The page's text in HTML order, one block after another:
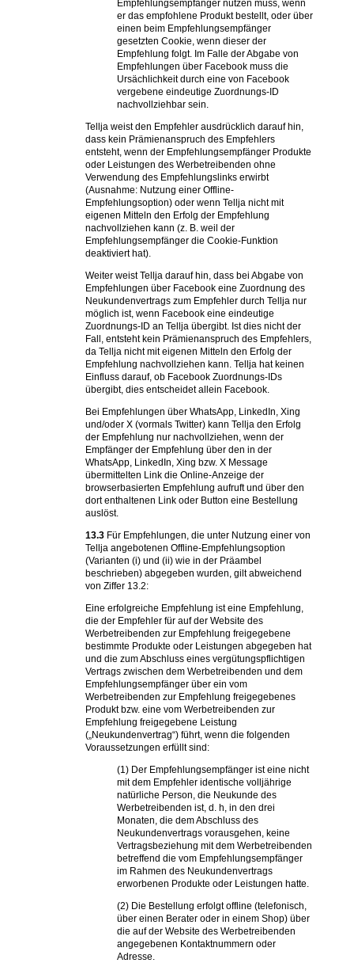
Empfehlungsempfänger nutzen muss, wenn
er das empfohlene Produkt bestellt, oder über
einen beim Empfehlungsempfänger
gesetzten Cookie, wenn dieser der
Empfehlung folgt. Im Falle der Abgabe von
Empfehlungen über Facebook muss die
Ursächlichkeit durch eine von Facebook
vergebene eindeutige Zuordnungs-ID
nachvollziehbar sein.
Tellja weist den Empfehler ausdrücklich darauf hin,
dass kein Prämienanspruch des Empfehlers
entsteht, wenn der Empfehlungsempfänger Produkte
oder Leistungen des Werbetreibenden ohne
Verwendung des Empfehlungslinks erwirbt
(Ausnahme: Nutzung einer Offline-
Empfehlungsoption) oder wenn Tellja nicht mit
eigenen Mitteln den Erfolg der Empfehlung
nachvollziehen kann (z. B. weil der
Empfehlungsempfänger die Cookie-Funktion
deaktiviert hat).
Weiter weist Tellja darauf hin, dass bei Abgabe von
Empfehlungen über Facebook eine Zuordnung des
Neukundenvertrags zum Empfehler durch Tellja nur
möglich ist, wenn Facebook eine eindeutige
Zuordnungs-ID an Tellja übergibt. Ist dies nicht der
Fall, entsteht kein Prämienanspruch des Empfehlers,
da Tellja nicht mit eigenen Mitteln den Erfolg der
Empfehlung nachvollziehen kann. Tellja hat keinen
Einfluss darauf, ob Facebook Zuordnungs-IDs
übergibt, dies entscheidet allein Facebook.
Bei Empfehlungen über WhatsApp, LinkedIn, Xing
und/oder X (vormals Twitter) kann Tellja den Erfolg
der Empfehlung nur nachvollziehen, wenn der
Empfänger der Empfehlung über den in der
WhatsApp, LinkedIn, Xing bzw. X Message
übermittelten Link die Online-Anzeige der
browserbasierten Empfehlung aufruft und über den
dort enthaltenen Link oder Button eine Bestellung
auslöst.
13.3 Für Empfehlungen, die unter Nutzung einer von
Tellja angebotenen Offline-Empfehlungsoption
(Varianten (i) und (ii) wie in der Präambel
beschrieben) abgegeben wurden, gilt abweichend
von Ziffer 13.2:
Eine erfolgreiche Empfehlung ist eine Empfehlung,
die der Empfehler für auf der Website des
Werbetreibenden zur Empfehlung freigegebene
bestimmte Produkte oder Leistungen abgegeben hat
und die zum Abschluss eines vergütungspflichtigen
Vertrags zwischen dem Werbetreibenden und dem
Empfehlungsempfänger über ein vom
Werbetreibenden zur Empfehlung freigegebenes
Produkt bzw. eine vom Werbetreibenden zur
Empfehlung freigegebene Leistung
(„Neukundenvertrag“) führt, wenn die folgenden
Voraussetzungen erfüllt sind:
(1) Der Empfehlungsempfänger ist eine nicht
mit dem Empfehler identische volljährige
natürliche Person, die Neukunde des
Werbetreibenden ist, d. h, in den drei
Monaten, die dem Abschluss des
Neukundenvertrags vorausgehen, keine
Vertragsbeziehung mit dem Werbetreibenden
betreffend die vom Empfehlungsempfänger
im Rahmen des Neukundenvertrags
erworbenen Produkte oder Leistungen hatte.
(2) Die Bestellung erfolgt offline (telefonisch,
über einen Berater oder in einem Shop) über
die auf der Website des Werbetreibenden
angegebenen Kontaktnummern oder
Adresse.